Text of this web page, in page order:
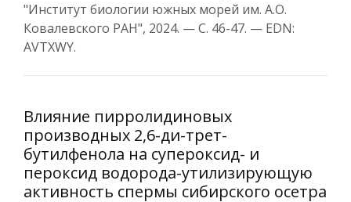
"Институт биологии южных морей им. А.О.
Ковалевского РАН", 2024. — С. 46-47. — EDN:
AVTXWY.
Влияние пирролидиновых
производных 2,6-ди-трет-
бутилфенола на супероксид- и
пероксид водорода-утилизирующую
активность спермы сибирского осетра